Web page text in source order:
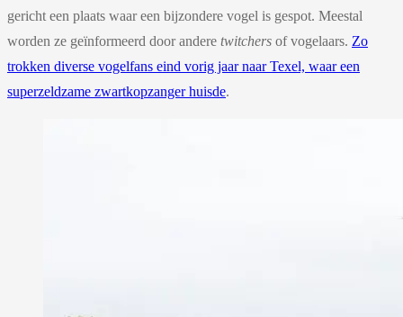
gericht een plaats waar een bijzondere vogel is gespot. Meestal
worden ze geïnformeerd door andere twitchers of vogelaars. Zo
trokken diverse vogelfans eind vorig jaar naar Texel, waar een
superzeldzame zwartkopzanger huisde.